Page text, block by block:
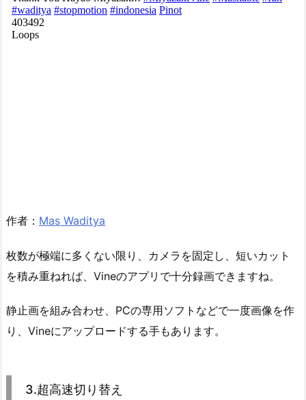
作者： Mas Waditya
枚数が極端に多くない限り、カメラを固定し、短いカット
を積み重ねれば、Vineのアプリで十分録画できますね。
静止画を組み合わせ、PCの専用ソフトなどで一度画像を作
り、Vineにアップロードする手もあります。
3.超高速切り替え